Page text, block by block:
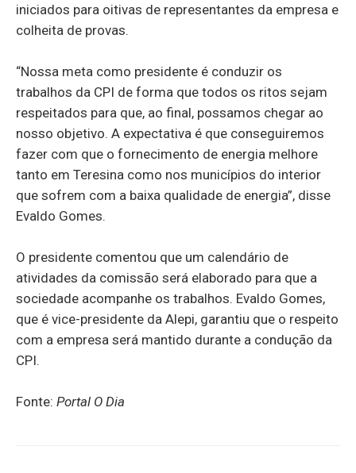
iniciados para oitivas de representantes da empresa e
colheita de provas.
“Nossa meta como presidente é conduzir os
trabalhos da CPI de forma que todos os ritos sejam
respeitados para que, ao final, possamos chegar ao
nosso objetivo. A expectativa é que conseguiremos
fazer com que o fornecimento de energia melhore
tanto em Teresina como nos municípios do interior
que sofrem com a baixa qualidade de energia”, disse
Evaldo Gomes.
O presidente comentou que um calendário de
atividades da comissão será elaborado para que a
sociedade acompanhe os trabalhos. Evaldo Gomes,
que é vice-presidente da Alepi, garantiu que o respeito
com a empresa será mantido durante a condução da
CPI.
Fonte: Portal O Dia